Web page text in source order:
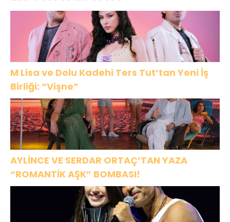
M Lisa ve Dolu Kadehi Ters Tut’tan Yeni İş
Birliği: “Vişne”
AYLİNCE VE SERDAR ORTAÇ’TAN YAZA
“ROMANTİK AŞK” BOMBASI!